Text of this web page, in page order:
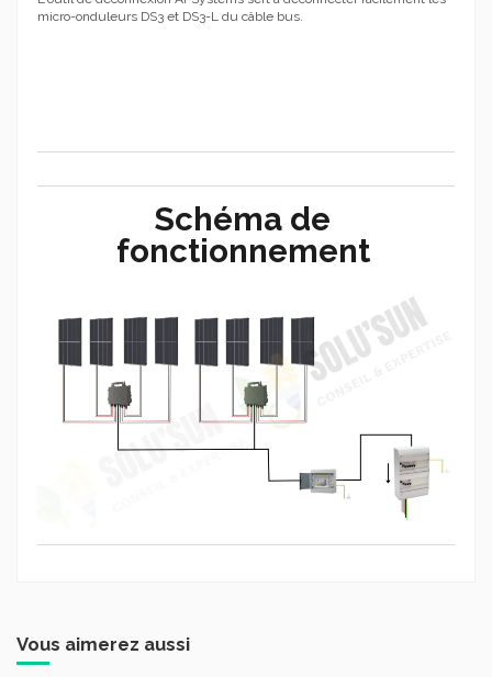
micro-onduleurs DS3 et DS3-L du câble bus.
Schéma de
fonctionnement
Vous aimerez aussi